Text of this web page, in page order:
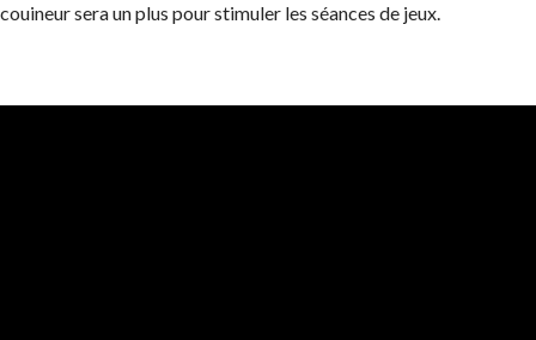
couineur sera un plus pour stimuler les séances de jeux.